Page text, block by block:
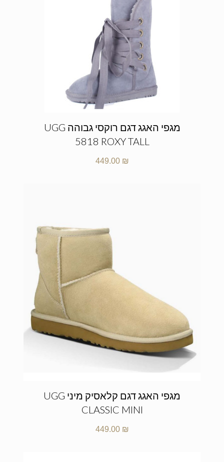
מגפי האגג דגם רוקסי גבוהה UGG
5818 ROXY TALL
449.00 ₪
מגפי האגג דגם קלאסיק מיני UGG
CLASSIC MINI
449.00 ₪